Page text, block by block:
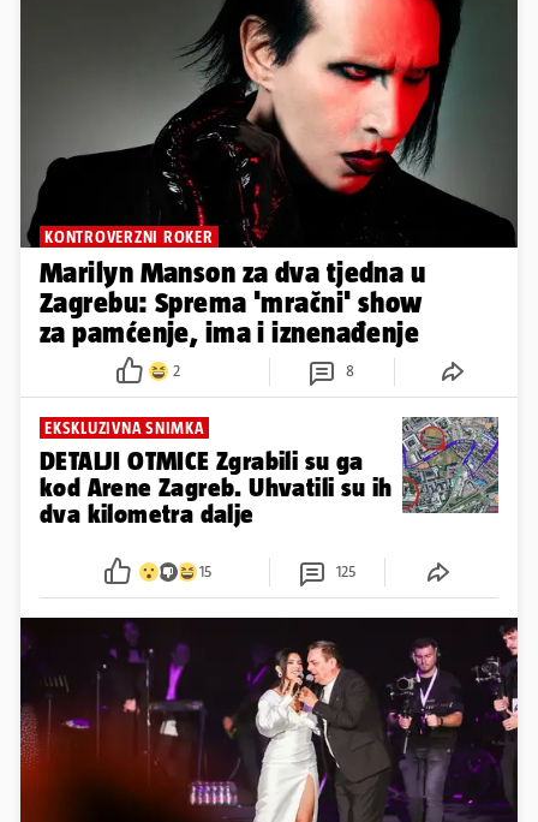
KONTROVERZNI ROKER
Marilyn Manson za dva tjedna u
Zagrebu: Sprema 'mračni' show
za pamćenje, ima i iznenađenje
2 8
EKSKLUZIVNA SNIMKA
DETALJI OTMICE Zgrabili su ga
kod Arene Zagreb. Uhvatili su ih
dva kilometra dalje
15 125